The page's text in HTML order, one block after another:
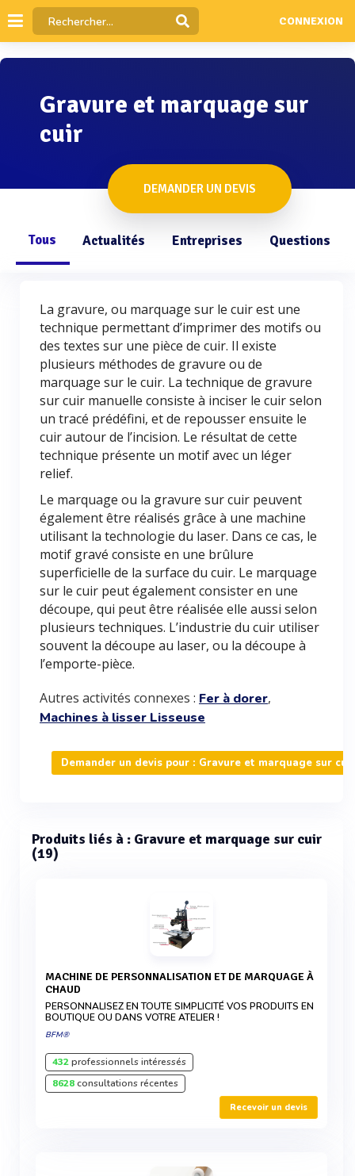
CONNEXION
Gravure et marquage sur
cuir
DEMANDER UN DEVIS
Tous Actualités Entreprises Questions
La gravure, ou marquage sur le cuir est une
technique permettant d’imprimer des motifs ou
des textes sur une pièce de cuir. Il existe
plusieurs méthodes de gravure ou de
marquage sur le cuir. La technique de gravure
sur cuir manuelle consiste à inciser le cuir selon
un tracé prédéfini, et de repousser ensuite le
cuir autour de l’incision. Le résultat de cette
technique présente un motif avec un léger
relief.
Le marquage ou la gravure sur cuir peuvent
également être réalisés grâce à une machine
utilisant la technologie du laser. Dans ce cas, le
motif gravé consiste en une brûlure
superficielle de la surface du cuir. Le marquage
sur le cuir peut également consister en une
découpe, qui peut être réalisée elle aussi selon
plusieurs techniques. L’industrie du cuir utiliser
souvent la découpe au laser, ou la découpe à
l’emporte-pièce.
Autres activités connexes : Fer à dorer,
Machines à lisser Lisseuse
Demander un devis pour : Gravure et marquage sur cuir
Produits liés à : Gravure et marquage sur cuir
(19)
MACHINE DE PERSONNALISATION ET DE MARQUAGE À
CHAUD
PERSONNALISEZ EN TOUTE SIMPLICITÉ VOS PRODUITS EN
BOUTIQUE OU DANS VOTRE ATELIER !
BFM®
432professionnels intéressés
8628consultations récentes
Recevoir un devis